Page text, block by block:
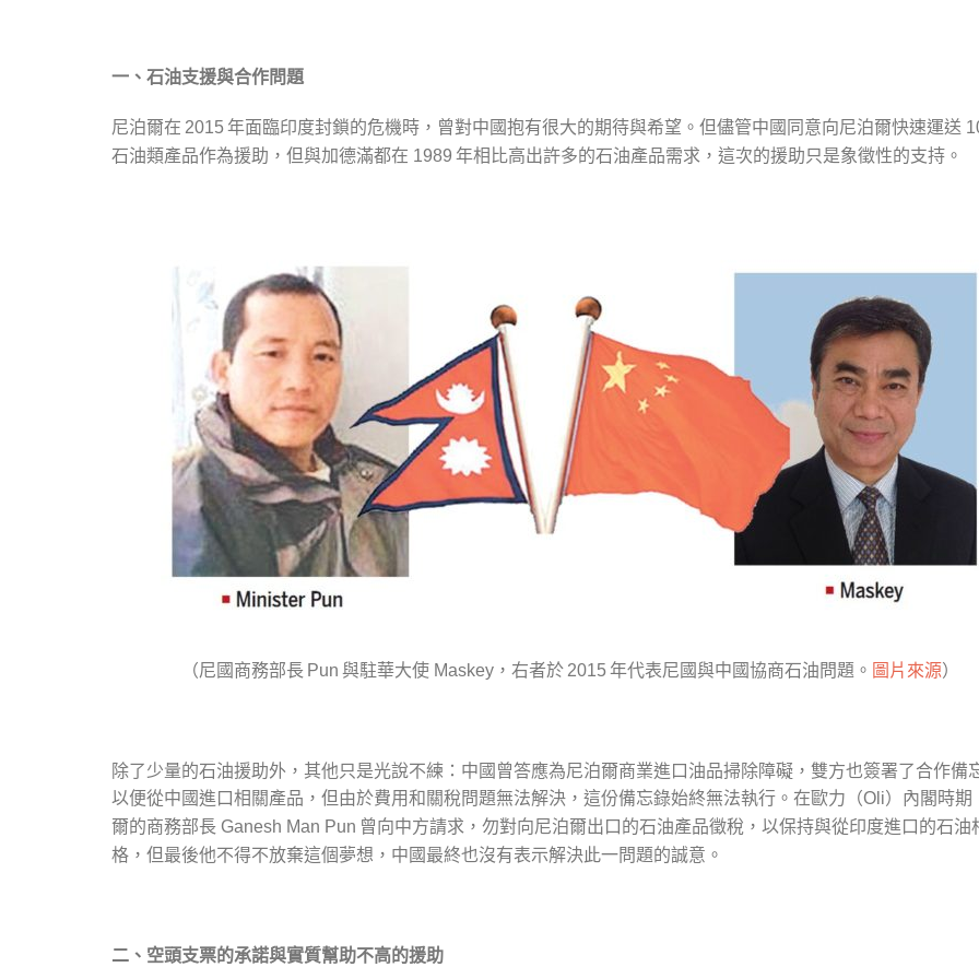
一、石油支援與合作問題
尼泊爾在 2015年面臨印度封鎖的危機時，曾對中國抱有很大的期待與希望。但儘管中國同意向尼泊爾快速運送
石油類產品作為援助，但與加德滿都在 1989 年相比高出許多的石油產品需求，這次的援助只是象徵性的支持。
（尼國商務部長 Pun 與駐華大使 Maskey ，右者於 2015年代表尼國與中國協商石油問題。 圖片來源）
除了少量的石油援助外，其他只是光說不練：中國曾答應為尼泊爾商業進口油品掃除障礙，雙方也簽署了合作備
以便從中國進口相關產品，但由於費用和關稅問題無法解決，這份備忘錄始終無法執行。在歐力（Oli）內閣時期
爾的商務部長 Ganesh Man Pun 曾向中方請求，勿對向尼泊爾出口的石油產品徵稅，以保持與從印度進口的石油
格，但最後他不得不放棄這個夢想，中國最終也沒有表示解決此一問題的誠意。
二、空頭支票的承諾與實質幫助不高的援助